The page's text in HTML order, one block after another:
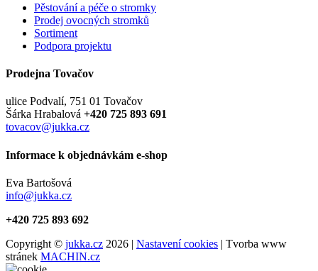
Pěstování a péče o stromky
Prodej ovocných stromků
Sortiment
Podpora projektu
Prodejna Tovačov
ulice Podvalí, 751 01 Tovačov
Šárka Hrabalová +420 725 893 691
tovacov@jukka.cz
Informace k objednávkám e-shop
Eva Bartošová
info@jukka.cz
+420 725 893 692
Copyright © jukka.cz 2026 | Nastavení cookies | Tvorba www
stránek MACHIN.cz